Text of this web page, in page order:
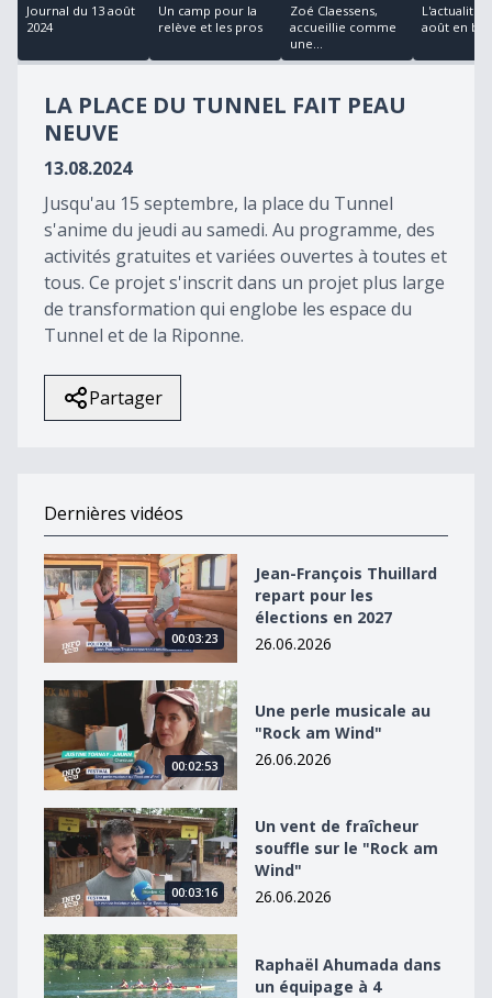
11
minutes,
seconds
Journal du 13 août
2024
Un camp pour la
relève et les pros
Zoé Claessens,
accueillie comme
une...
L'actualité
août en
LA PLACE DU TUNNEL FAIT PEAU
NEUVE
13.08.2024
Jusqu'au 15 septembre, la place du Tunnel
s'anime du jeudi au samedi. Au programme, des
activités gratuites et variées ouvertes à toutes et
tous. Ce projet s'inscrit dans un projet plus large
de transformation qui englobe les espace du
Tunnel et de la Riponne.
Partager
Dernières vidéos
Jean-François Thuillard repart pour les élections en
00:03:23
Jean-François Thuillard
repart pour les
élections en 2027
26.06.2026
Une perle musicale au &quot;Rock am Wind&quot;
00:02:53
Une perle musicale au
"Rock am Wind"
26.06.2026
Un vent de fraîcheur souffle sur le &quot;Rock am
00:03:16
Un vent de fraîcheur
souffle sur le "Rock am
Wind"
26.06.2026
Raphaël Ahumada dans un équipage à 4
Raphaël Ahumada dans
un équipage à 4